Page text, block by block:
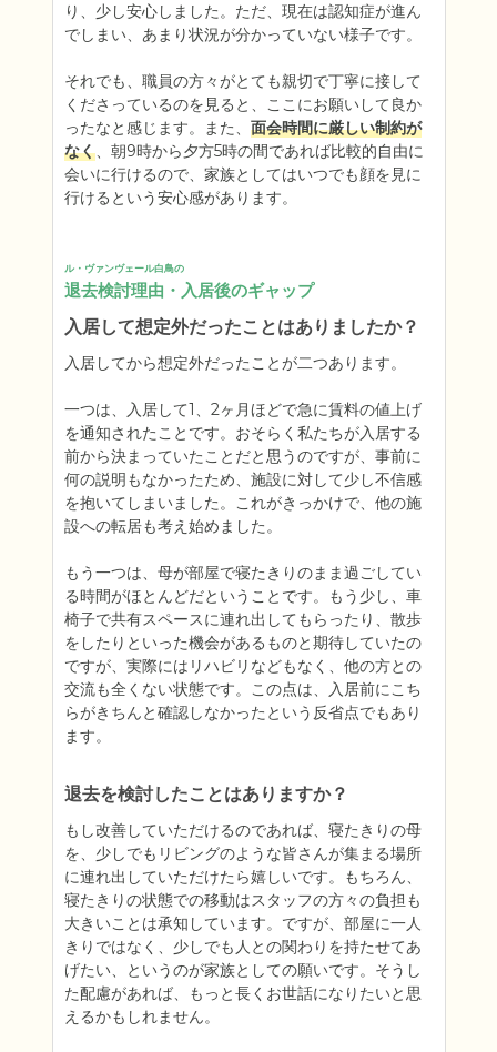
り、少し安心しました。ただ、現在は認知症が進ん
でしまい、あまり状況が分かっていない様子です。
それでも、職員の方々がとても親切で丁寧に接して
くださっているのを見ると、ここにお願いして良か
ったなと感じます。また、 面会時間に厳しい制約が
なく、朝9時から夕方5時の間であれば比較的自由に
会いに行けるので、家族としてはいつでも顔を見に
行けるという安心感があります。
ル・ヴァンヴェール白鳥の
退去検討理由・入居後のギャップ
入居して想定外だったことはありましたか？
入居してから想定外だったことが二つあります。
一つは、入居して1、2ヶ月ほどで急に賃料の値上げ
を通知されたことです。おそらく私たちが入居する
前から決まっていたことだと思うのですが、事前に
何の説明もなかったため、施設に対して少し不信感
を抱いてしまいました。これがきっかけで、他の施
設への転居も考え始めました。
もう一つは、母が部屋で寝たきりのまま過ごしてい
る時間がほとんどだということです。もう少し、車
椅子で共有スペースに連れ出してもらったり、散歩
をしたりといった機会があるものと期待していたの
ですが、実際にはリハビリなどもなく、他の方との
交流も全くない状態です。この点は、入居前にこち
らがきちんと確認しなかったという反省点でもあり
ます。
退去を検討したことはありますか？
もし改善していただけるのであれば、寝たきりの母
を、少しでもリビングのような皆さんが集まる場所
に連れ出していただけたら嬉しいです。もちろん、
寝たきりの状態での移動はスタッフの方々の負担も
大きいことは承知しています。ですが、部屋に一人
きりではなく、少しでも人との関わりを持たせてあ
げたい、というのが家族としての願いです。そうし
た配慮があれば、もっと長くお世話になりたいと思
えるかもしれません。